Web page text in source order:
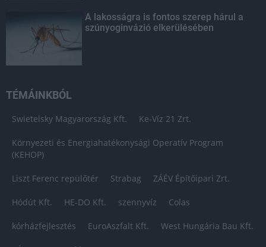
A lakosságra is fontos szerep hárul a
szúnyoginvázió elkerülésében
TÉMÁINKBÓL
Swietelsky Magyarország Kft. Ke-Víz 21 Zrt.
Környezeti és Energiahatékonysági Operatív Program
(KEHOP)
Liszt Ferenc repülőtér Strabag ZÁÉV Építőipari Zrt.
Hódút Kft. HE-DO Kft. szennyvíz Colas
kórházfejlesztés EuroAszfalt Kft. West Hungária Bau Kft.